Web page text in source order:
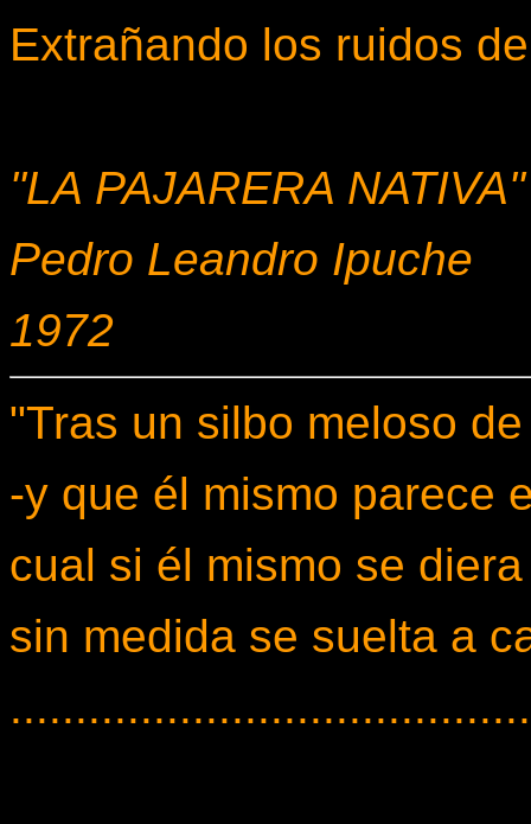
Extrañando los ruidos
"LA PAJARERA NATIVA"
Pedro Leandro Ipuche
1972
"Tras un silbo meloso
-y que él mismo parece
cual si él mismo se
sin medida se suelta a